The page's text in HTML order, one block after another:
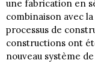
une fabrication en
combinaison avec
processus de
constructions ont
nouveau système